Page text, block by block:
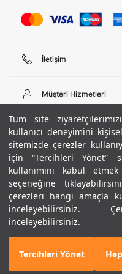
Tüm site
kullanıcı deneyimini
sitemizde çerezler
için “Tercihleri Yönet”
kullanımını kabul
seçeneğine
çerezleri hangi amaçla
inceleyebilirsiniz.
inceleyebilirsiniz.
Tercihleri Yönet
+ 1 Renk
5.590 TL
%50
İletişim
444 02 00
Pazartesi - Cuma 09:00
E-posta
bilgi@underarmour.com
Müşteri Hizmetleri
Sipariş Sorgulama
Bize Ulaşın
Teslimat Bilgileri
İşlem Rehberi
İade ve Değişimler
Sıkça Sorulan Sorular
Beden Rehberi
Site Haritası
Hakkımızda
Ticari Bilgiler
Hükümler ve Koşullar
Gizlilik Politikası
Çerez Politikası
Kariyer
ETBİS
UA Sosyal Medya
Instagram
Facebook
Twitter
Popüler Kategoriler
Erkek Basketbol
Çocuk Basketbol
Erkek Eşofman